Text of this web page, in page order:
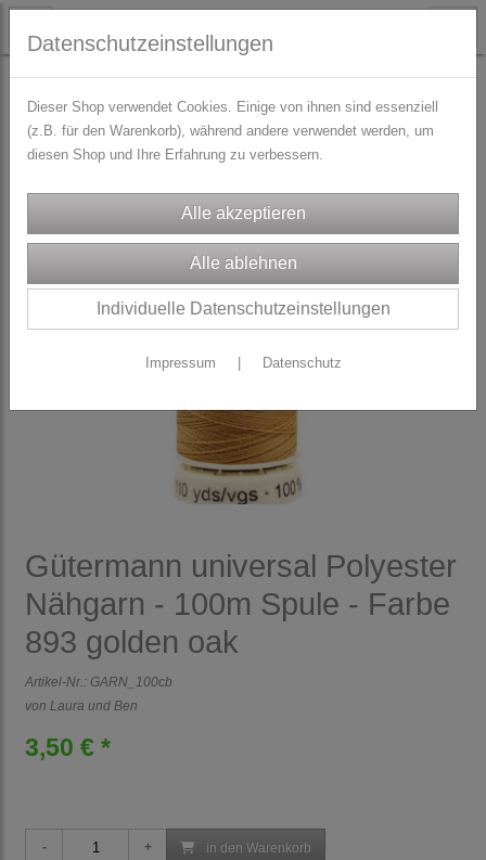
TRACHTENZUBEHÖR Nähgarn
Gütermann universal Polyester
Nähgarn - 100m Spule - Farbe
893 golden oak
Artikel-Nr.: GARN_100cb
von Laura und Ben
3,50 € *
in den Warenkorb
Datenschutzeinstellungen
Dieser Shop verwendet Cookies. Einige von ihnen sind essenziell
(z.B. für den Warenkorb), während andere verwendet werden, um
diesen Shop und Ihre Erfahrung zu verbessern.
Individuelle Datenschutzeinstellungen
Impressum Datenschutz